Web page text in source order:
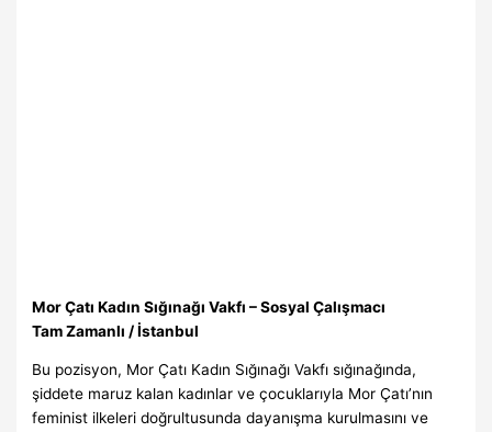
Mor Çatı Kadın Sığınağı Vakfı – Sosyal Çalışmacı
Tam Zamanlı / İstanbul
Bu pozisyon, Mor Çatı Kadın Sığınağı Vakfı sığınağında,
şiddete maruz kalan kadınlar ve çocuklarıyla Mor Çatı’nın
feminist ilkeleri doğrultusunda dayanışma kurulmasını ve